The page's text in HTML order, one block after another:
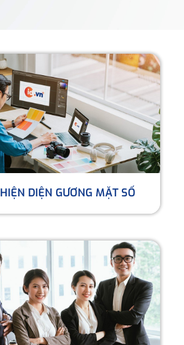
HIỆN DIỆN GƯƠNG MẶT SỐ